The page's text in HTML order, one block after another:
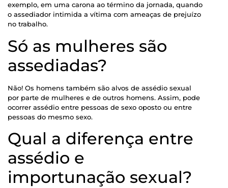
exemplo, em uma carona ao término da jornada, quando
o assediador intimida a vítima com ameaças de prejuízo
no trabalho.
Só as mulheres são
assediadas?
Não! Os homens também são alvos de assédio sexual
por parte de mulheres e de outros homens. Assim, pode
ocorrer assédio entre pessoas de sexo oposto ou entre
pessoas do mesmo sexo.
Qual a diferença entre
assédio e
importunação sexual?